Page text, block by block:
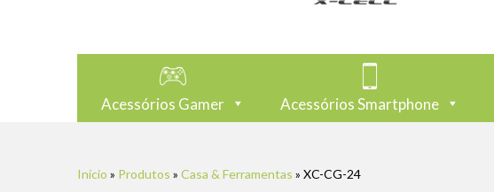
Acessórios Gamer Acessórios Smartphone
Início » Produtos » Casa & Ferramentas » XC-CG-24